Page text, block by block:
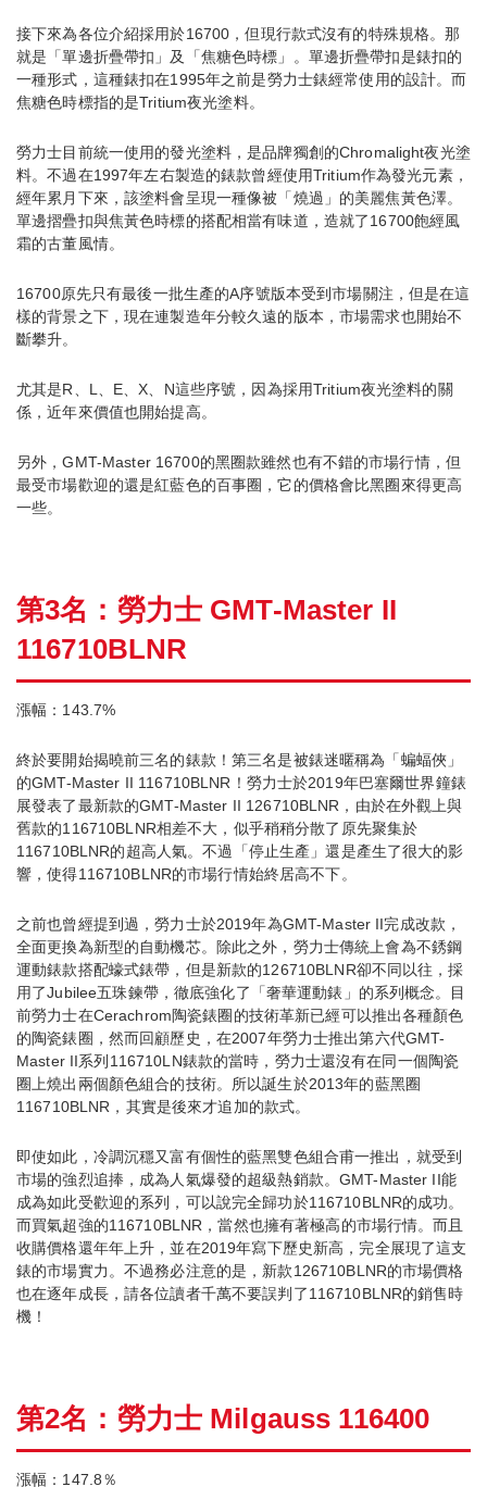
接下來為各位介紹採用於16700，但現行款式沒有的特殊規格。那
就是「單邊折疊帶扣」及「焦糖色時標」。單邊折疊帶扣是錶扣的
一種形式，這種錶扣在1995年之前是勞力士錶經常使用的設計。而
焦糖色時標指的是Tritium夜光塗料。
勞力士目前統一使用的發光塗料，是品牌獨創的Chromalight夜光塗
料。不過在1997年左右製造的錶款曾經使用Tritium作為發光元素，
經年累月下來，該塗料會呈現一種像被「燒過」的美麗焦黃色澤。
單邊摺疊扣與焦黃色時標的搭配相當有味道，造就了16700飽經風
霜的古董風情。
16700原先只有最後一批生產的A序號版本受到市場關注，但是在這
樣的背景之下，現在連製造年分較久遠的版本，市場需求也開始不
斷攀升。
尤其是R、L、E、X、N這些序號，因為採用Tritium夜光塗料的關
係，近年來價值也開始提高。
另外，GMT-Master 16700的黑圈款雖然也有不錯的市場行情，但
最受市場歡迎的還是紅藍色的百事圈，它的價格會比黑圈來得更高
一些。
第3名：勞力士 GMT-Master II
116710BLNR
漲幅：143.7%
終於要開始揭曉前三名的錶款！第三名是被錶迷暱稱為「蝙蝠俠」
的GMT-Master II 116710BLNR！勞力士於2019年巴塞爾世界鐘錶
展發表了最新款的GMT-Master II 126710BLNR，由於在外觀上與
舊款的116710BLNR相差不大，似乎稍稍分散了原先聚集於
116710BLNR的超高人氣。不過「停止生產」還是產生了很大的影
響，使得116710BLNR的市場行情始終居高不下。
之前也曾經提到過，勞力士於2019年為GMT-Master II完成改款，
全面更換為新型的自動機芯。除此之外，勞力士傳統上會為不銹鋼
運動錶款搭配蠔式錶帶，但是新款的126710BLNR卻不同以往，採
用了Jubilee五珠鍊帶，徹底強化了「奢華運動錶」的系列概念。目
前勞力士在Cerachrom陶瓷錶圈的技術革新已經可以推出各種顏色
的陶瓷錶圈，然而回顧歷史，在2007年勞力士推出第六代GMT-
Master II系列116710LN錶款的當時，勞力士還沒有在同一個陶瓷
圈上燒出兩個顏色組合的技術。所以誕生於2013年的藍黑圈
116710BLNR，其實是後來才追加的款式。
即使如此，冷調沉穩又富有個性的藍黑雙色組合甫一推出，就受到
市場的強烈追捧，成為人氣爆發的超級熱銷款。GMT-Master II能
成為如此受歡迎的系列，可以說完全歸功於116710BLNR的成功。
而買氣超強的116710BLNR，當然也擁有著極高的市場行情。而且
收購價格還年年上升，並在2019年寫下歷史新高，完全展現了這支
錶的市場實力。不過務必注意的是，新款126710BLNR的市場價格
也在逐年成長，請各位讀者千萬不要誤判了116710BLNR的銷售時
機！
第2名：勞力士 Milgauss 116400
漲幅：147.8％